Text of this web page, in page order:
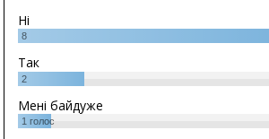
Ні
8
Так
2
Мені байдуже
1 голос